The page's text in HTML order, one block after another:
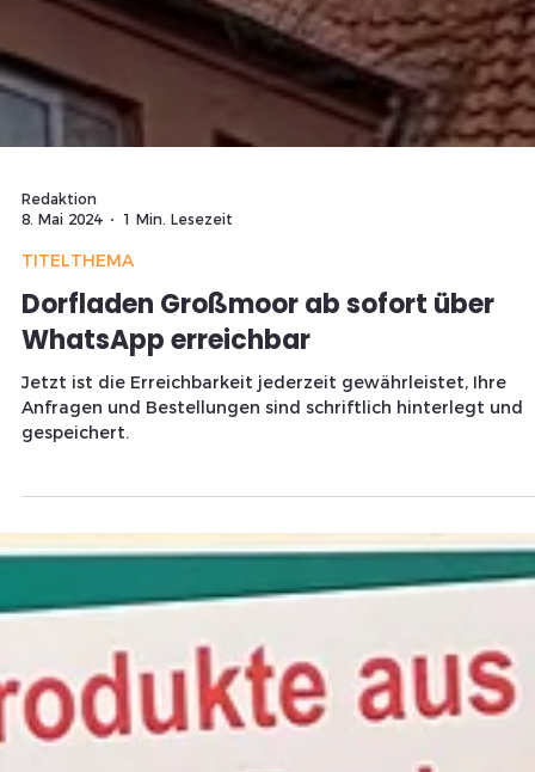
Redaktion
TITELTHEMA
Dorfladen Großmoor ab sofort über
WhatsApp erreichbar